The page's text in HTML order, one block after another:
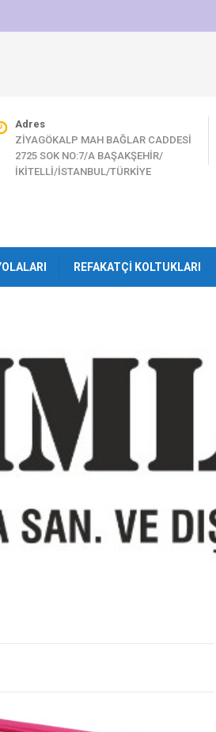
Adres
ZİYAGÖKALP MAH BAĞLAR CADDESİ
2725 SOK NO:7/A BAŞAKŞEHİR/
İKİTELLİ/İSTANBUL/TÜRKİYE
REFAKATÇI KOLTUKLARI